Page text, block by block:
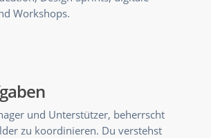
Workshops.
und Unterstützer, beherrscht
zu koordinieren. Du verstehst